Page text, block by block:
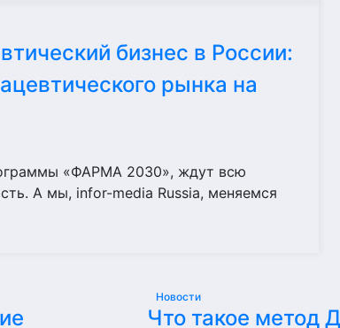
бизнес в России:
рынка на
«ФАРМА 2030», ждут всю
А мы, infor-media Russia, меняемся
Новости
Что такое метод